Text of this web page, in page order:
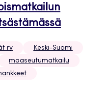
ry
Keski-Suomi
maaseutumatkailu